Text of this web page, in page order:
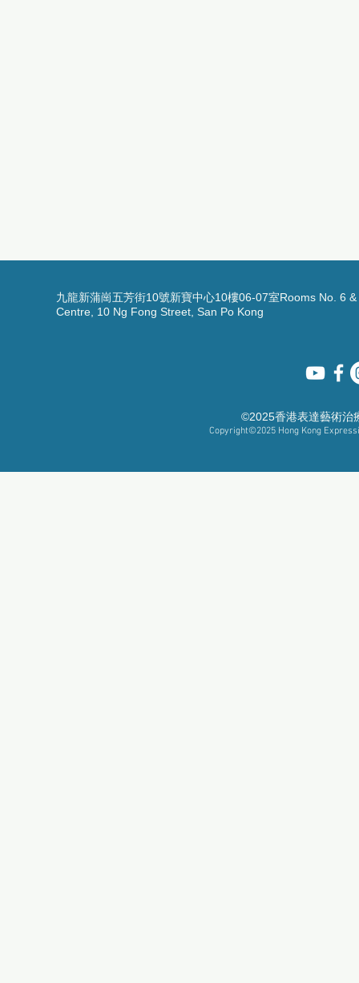
九龍新蒲崗五芳街10號新寶中心10樓06-07室Rooms No. 6
Centre, 10 Ng Fong Street, San Po Kong
©2025香港表達藝術治
Copyright©2025 Hong Kong